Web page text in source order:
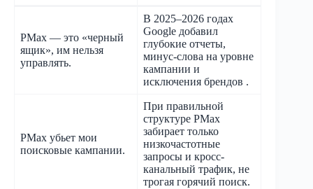
PMax — это «черный
ящик», им нельзя
управлять.
В 2025–2026 годах
Google добавил
глубокие отчеты,
минус-слова на уровне
кампании и
исключения брендов ​.
PMax убьет мои
поисковые кампании.
При правильной
структуре PMax
забирает только
низкочастотные
запросы и кросс-
канальный трафик, не
трогая горячий поиск.